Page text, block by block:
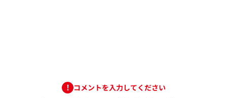
コメントを入力してください